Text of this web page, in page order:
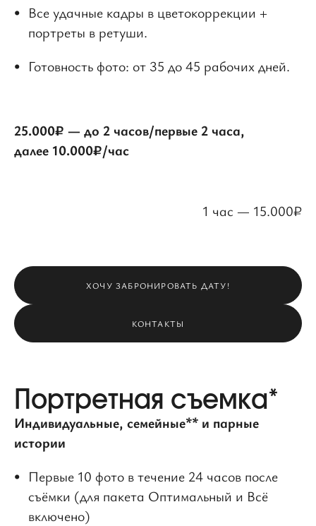
Все удачные кадры в цветокоррекции +
портреты в ретуши.
Готовность фото: от 35 до 45 рабочих дней.
25.000₽ — до 2 часов/первые 2 часа,
далее 10.000₽/час
1 час — 15.000₽
ХОЧУ ЗАБРОНИРОВАТЬ ДАТУ!
КОНТАКТЫ
Портретная съемка*
Индивидуальные, семейные** и парные
истории
Первые 10 фото в течение 24 часов после
съёмки (для пакета Оптимальный и Всё
включено)